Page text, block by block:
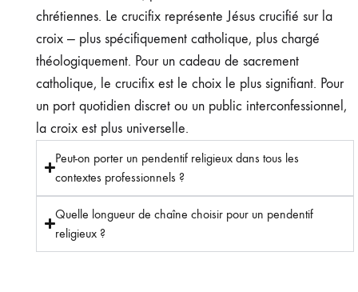
chrétiennes. Le crucifix représente Jésus crucifié sur la
croix — plus spécifiquement catholique, plus chargé
théologiquement. Pour un cadeau de sacrement
catholique, le crucifix est le choix le plus signifiant. Pour
un port quotidien discret ou un public interconfessionnel,
la croix est plus universelle.
Peut-on porter un pendentif religieux dans tous les
contextes professionnels ?
Quelle longueur de chaîne choisir pour un pendentif
religieux ?